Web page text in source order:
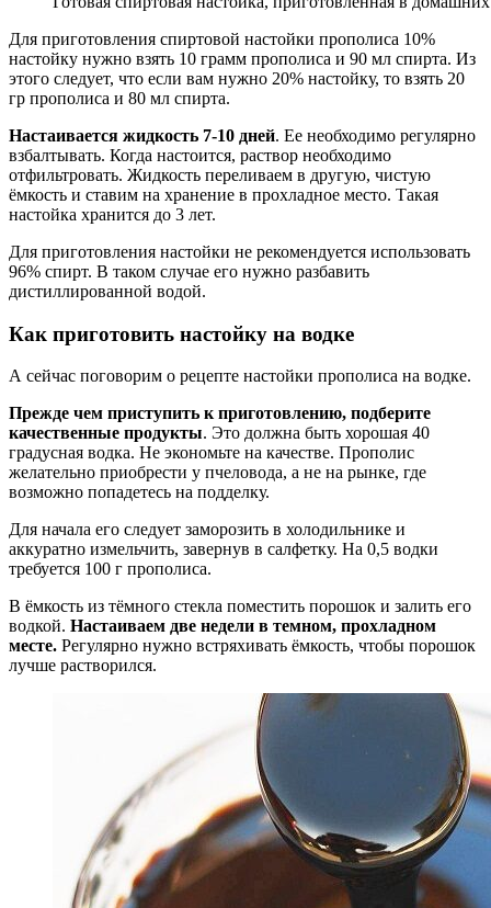
Для приготовления спиртовой настойки прополиса 10%
настойку нужно взять 10 грамм прополиса и 90 мл спирта. Из
этого следует, что если вам нужно 20% настойку, то взять 20
гр прополиса и 80 мл спирта.
Настаивается жидкость 7-10 дней. Ее необходимо регулярно
взбалтывать. Когда настоится, раствор необходимо
отфильтровать. Жидкость переливаем в другую, чистую
ёмкость и ставим на хранение в прохладное место. Такая
настойка хранится до 3 лет.
Для приготовления настойки не рекомендуется использовать
96% спирт. В таком случае его нужно разбавить
дистиллированной водой.
Как приготовить настойку на водке
А сейчас поговорим о рецепте настойки прополиса на водке.
Прежде чем приступить к приготовлению, подберите
качественные продукты. Это должна быть хорошая 40
градусная водка. Не экономьте на качестве. Прополис
желательно приобрести у пчеловода, а не на рынке, где
возможно попадетесь на подделку.
Для начала его следует заморозить в холодильнике и
аккуратно измельчить, завернув в салфетку. На 0,5 водки
требуется 100 г прополиса.
В ёмкость из тёмного стекла поместить порошок и залить его
водкой. Настаиваем две недели в темном, прохладном
месте. Регулярно нужно встряхивать ёмкость, чтобы порошок
лучше растворился.